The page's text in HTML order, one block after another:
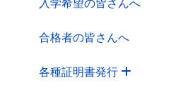
入学希望の皆さんへ
合格者の皆さんへ
各種証明書発行